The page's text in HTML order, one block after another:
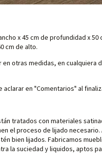
x 45 cm de profundidad x
cm de alto.
en otras medidas, en
aclarar en "Comentarios" al
tratados con materiales
el proceso de lijado
bien lijados. Fabricamos
la suciedad y liquidos, aptos